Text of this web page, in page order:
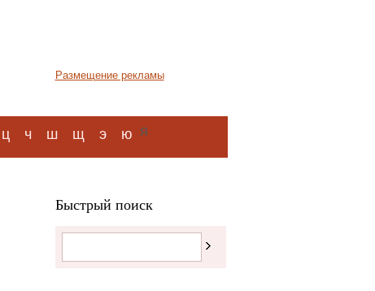
Размещение рекламы
ц ч ш щ э ю я
Быстрый поиск